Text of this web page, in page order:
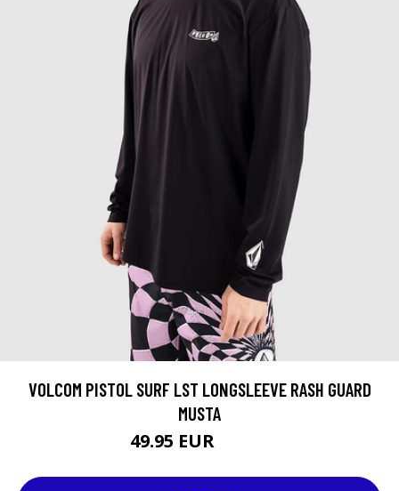
VOLCOM PISTOL SURF LST LONGSLEEVE RASH GUARD
MUSTA
49.95 EUR